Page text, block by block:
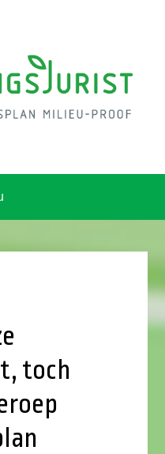
toch